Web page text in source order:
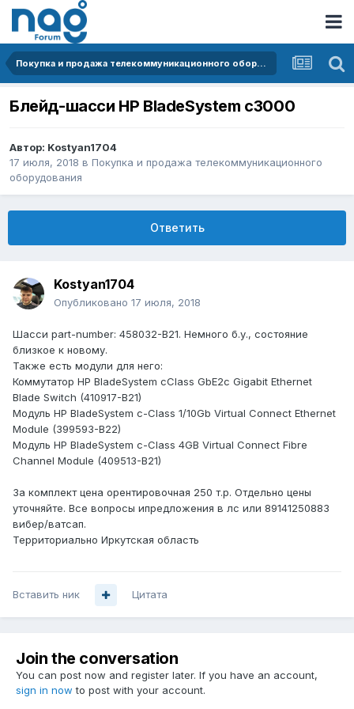
Покупка и продажа телекоммуникационного оборудования
Блейд-шасси HP BladeSystem c3000
Автор: Kostyan1704
17 июля, 2018 в Покупка и продажа телекоммуникационного
оборудования
Ответить
Kostyan1704
Опубликовано 17 июля, 2018
Шасси part-number: 458032-B21. Немного б.у., состояние
близкое к новому.
Также есть модули для него:
Коммутатор HP BladeSystem cClass GbE2c Gigabit Ethernet
Blade Switch (410917-B21)
Модуль HP BladeSystem c-Class 1/10Gb Virtual Connect Ethernet
Module (399593-B22)
Модуль HP BladeSystem c-Class 4GB Virtual Connect Fibre
Channel Module (409513-B21)
За комплект цена орентировочная 250 т.р. Отдельно цены
уточняйте. Все вопросы ипредложения в лс или 89141250883
вибер/ватсап.
Территориально Иркутская область
Вставить ник Цитата
Join the conversation
You can post now and register later. If you have an account,
sign in now to post with your account.